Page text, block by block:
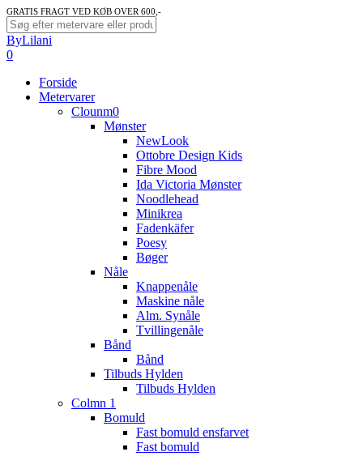
Skip
to
main
content
GRATIS FRAGT VED KØB OVER 600,-
Close
Search
ByLilani
search
account
0
Forside
Metervarer
Clounm0
Mønster
NewLook
Ottobre Design Kids
Fibre Mood
Ida Victoria Mønster
Noodlehead
Minikrea
Fadenkäfer
Poesy
Bøger
Nåle
Knappenåle
Maskine nåle
Alm. Synåle
Tvillingenåle
Bånd
Bånd
Tilbuds Hylden
Tilbuds Hylden
Colmn 1
Bomuld
Fast bomuld ensfarvet
Fast bomuld